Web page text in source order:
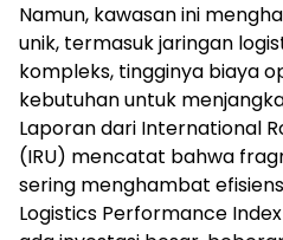
Namun, kawasan ini
unik, termasuk jaringan
kompleks, tingginya biaya
kebutuhan untuk
Laporan dari International
(IRU) mencatat bahwa
sering menghambat
Logistics Performance